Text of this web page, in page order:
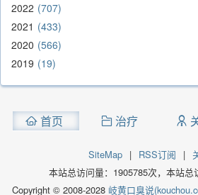
2022 707
2021
433
2020 566
2019 19
首页 治疗
SiteMap | RSS订阅 |
本站总访问量： 1905785次，本站总
Copyright © 2008-2028 岐黄口臭说